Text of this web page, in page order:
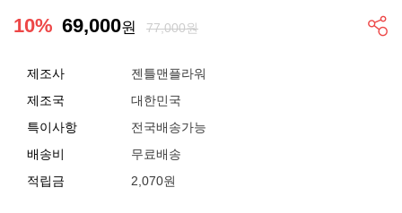
10% 69,000원 77,000원
제조사
젠틀맨플라워
제조국
대한민국
특이사항
전국배송가능
배송비
무료배송
적립금
2,070원